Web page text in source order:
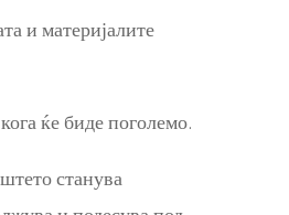
и материјалите
ќе биде поголемо.
станува